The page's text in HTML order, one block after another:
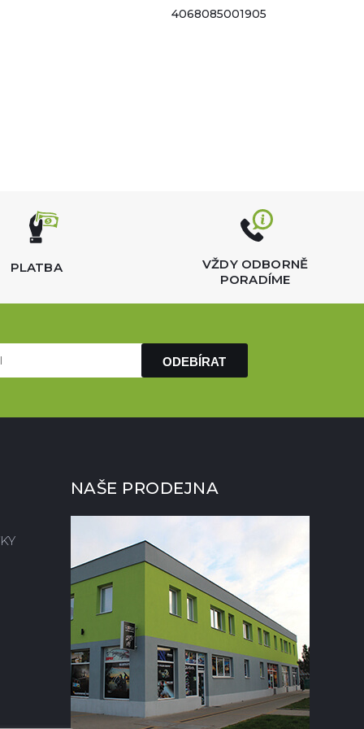
4068085001905
PLATBA
VŽDY ODBORNĚ
PORADÍME
ODEBÍRAT
NAŠE PRODEJNA